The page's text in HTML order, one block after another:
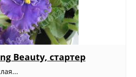
Beauty, стартер